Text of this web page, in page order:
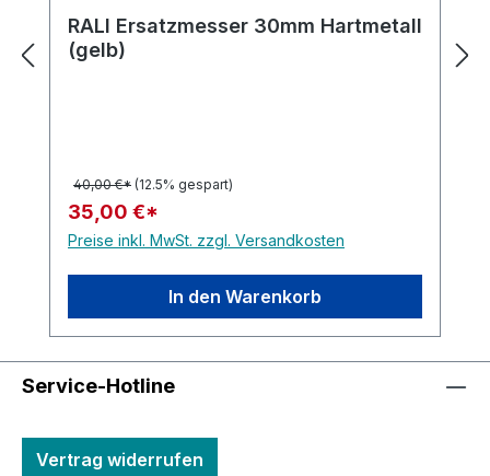
RALI Ersatzmesser 30mm Hartmetall
(gelb)
40,00 €* (12.5% gespart)
35,00 €*
Preise inkl. MwSt. zzgl. Versandkosten
In den Warenkorb
Service-Hotline
Vertrag widerrufen